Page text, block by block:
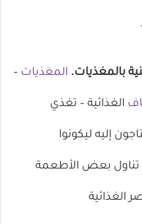
بالمغذيات. المغذيات –
الغذائية – تغذي
إليه ليكونوا
تناول بعض الأطعمة
الغذائية